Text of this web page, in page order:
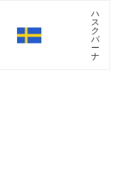
ハ
ス
ク
バ
ー
ナ